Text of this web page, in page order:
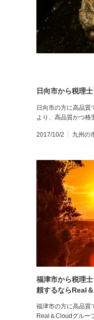
日向市から税理
日向市の方に高品
より、高品質かつ
2017/10/2 九州の
福津市から税理
頼するならReal
福津市の方に高品質
Real＆Cloudグルー